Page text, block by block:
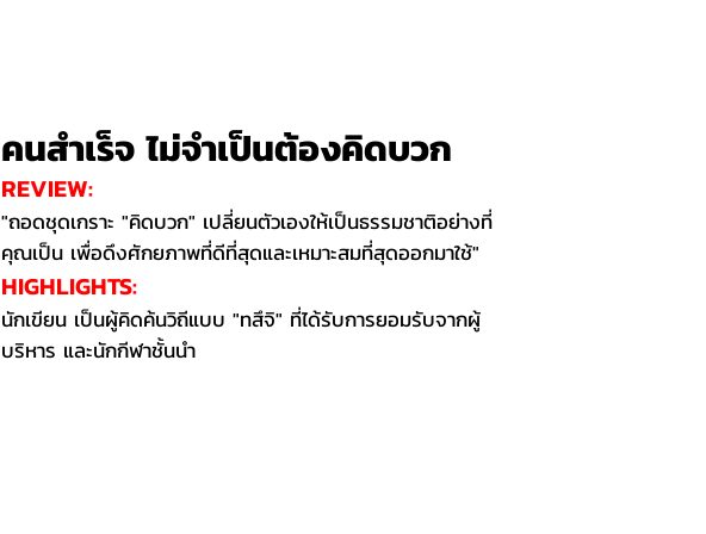
คนสำเร็จ ไม่จำเป็นต้องคิดบวก
REVIEW:
"ถอดชุดเกราะ "คิดบวก" เปลี่ยนตัวเองให้เป็นธรรมชาติอย่างที่
คุณเป็น เพื่อดึงศักยภาพที่ดีที่สุดและเหมาะสมที่สุดออกมาใช้"
HIGHLIGHTS:​
​นักเขียน เป็นผู้คิดค้นวิถีแบบ "ทสึจิ" ที่ได้รับการยอมรับจากผู้
บริหาร และนักกีฬาชั้นนำ